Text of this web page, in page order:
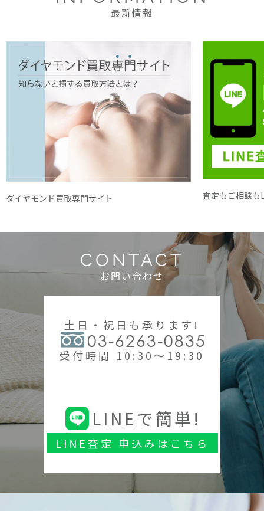
最新情報
ダイヤモンド買取専門サイト 査定もご相談も
CONTACT
お問い合わせ
土日・祝日も承ります!
03-6263-0835
受付時間 10:30～19:30
LINEで簡単!
LINE査定 申込みはこちら